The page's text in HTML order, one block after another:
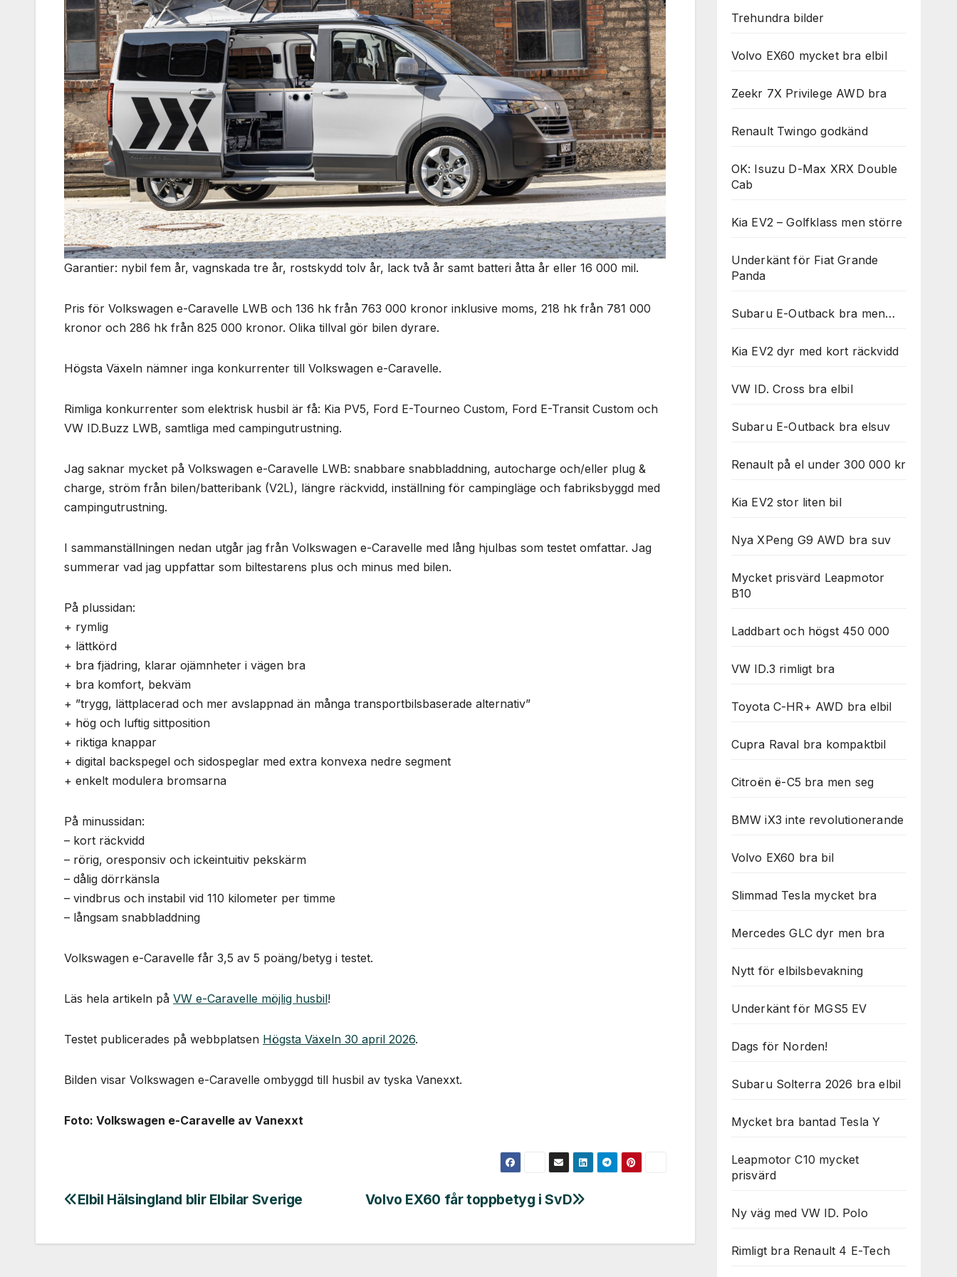
Garantier: nybil fem år, vagnskada tre år, rostskydd tolv år, lack två år samt batteri åtta år eller 16 000 mil.
Pris för Volkswagen e-Caravelle LWB och 136 hk från 763 000 kronor inklusive moms, 218 hk från 781 000
kronor och 286 hk från 825 000 kronor. Olika tillval gör bilen dyrare.
Högsta Växeln nämner inga konkurrenter till Volkswagen e-Caravelle.
Rimliga konkurrenter som elektrisk husbil är få: Kia PV5, Ford E-Tourneo Custom, Ford E-Transit Custom och
VW ID.Buzz LWB, samtliga med campingutrustning.
Jag saknar mycket på Volkswagen e-Caravelle LWB: snabbare snabbladdning, autocharge och/eller plug &
charge, ström från bilen/batteribank (V2L), längre räckvidd, inställning för campingläge och fabriksbyggd med
campingutrustning.
I sammanställningen nedan utgår jag från Volkswagen e-Caravelle med lång hjulbas som testet omfattar. Jag
summerar vad jag uppfattar som biltestarens plus och minus med bilen.
På plussidan:
+ rymlig
+ lättkörd
+ bra fjädring, klarar ojämnheter i vägen bra
+ bra komfort, bekväm
+ ”trygg, lättplacerad och mer avslappnad än många transportbilsbaserade alternativ”
+ hög och luftig sittposition
+ riktiga knappar
+ digital backspegel och sidospeglar med extra konvexa nedre segment
+ enkelt modulera bromsarna
På minussidan:
– kort räckvidd
– rörig, oresponsiv och ickeintuitiv pekskärm
– dålig dörrkänsla
– vindbrus och instabil vid 110 kilometer per timme
– långsam snabbladdning
Volkswagen e-Caravelle får 3,5 av 5 poäng/betyg i testet.
Läs hela artikeln på VW e-Caravelle möjlig husbil!
Testet publicerades på webbplatsen Högsta Växeln 30 april 2026.
Bilden visar Volkswagen e-Caravelle ombyggd till husbil av tyska Vanexxt.
Foto: Volkswagen e-Caravelle av Vanexxt
Inläggsnavigering Volvo EX60 får toppbetyg i SvD
Elbil Hälsingland blir Elbilar Sverige
Trehundra bilder
Volvo EX60 mycket bra elbil
Zeekr 7X Privilege AWD bra
Renault Twingo godkänd
OK: Isuzu D-Max XRX Double
Cab
Kia EV2 – Golfklass men större
Underkänt för Fiat Grande
Panda
Subaru E-Outback bra men…
Kia EV2 dyr med kort räckvidd
VW ID. Cross bra elbil
Subaru E-Outback bra elsuv
Renault på el under 300 000 kr
Kia EV2 stor liten bil
Nya XPeng G9 AWD bra suv
Mycket prisvärd Leapmotor
B10
Laddbart och högst 450 000
VW ID.3 rimligt bra
Toyota C-HR+ AWD bra elbil
Cupra Raval bra kompaktbil
Citroën ë-C5 bra men seg
BMW iX3 inte revolutionerande
Volvo EX60 bra bil
Slimmad Tesla mycket bra
Mercedes GLC dyr men bra
Nytt för elbilsbevakning
Underkänt för MGS5 EV
Dags för Norden!
Subaru Solterra 2026 bra elbil
Mycket bra bantad Tesla Y
Leapmotor C10 mycket
prisvärd
Ny väg med VW ID. Polo
Rimligt bra Renault 4 E-Tech
över huvud
Statistik
hemsidans
Genom att dela